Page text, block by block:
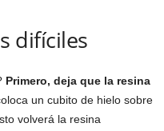
difíciles
Primero, deja que la resina
un cubito de hielo sobre
volverá la resina